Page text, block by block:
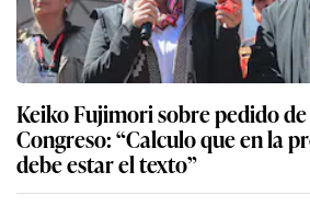
Keiko Fujimori sobre pedido
Congreso: “Calculo que en la
debe estar el texto”